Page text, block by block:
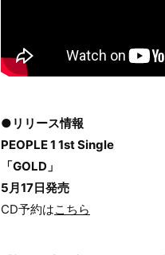
●リリース情報
PEOPLE 1 1st Single
「GOLD」
5月17日発売
CD予約はこちら